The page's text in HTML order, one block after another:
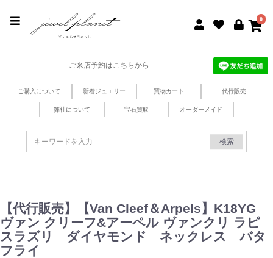
0
ご来店予約はこちらから
ご購入について 新着ジュエリー 買物カート 代行販売
弊社について 宝石買取 オーダーメイド
検索
【代行販売】【Van Cleef＆Arpels】K18YG
ヴァン クリーフ&アーペル ヴァンクリ ラピ
スラズリ ダイヤモンド ネックレス バタ
フライ